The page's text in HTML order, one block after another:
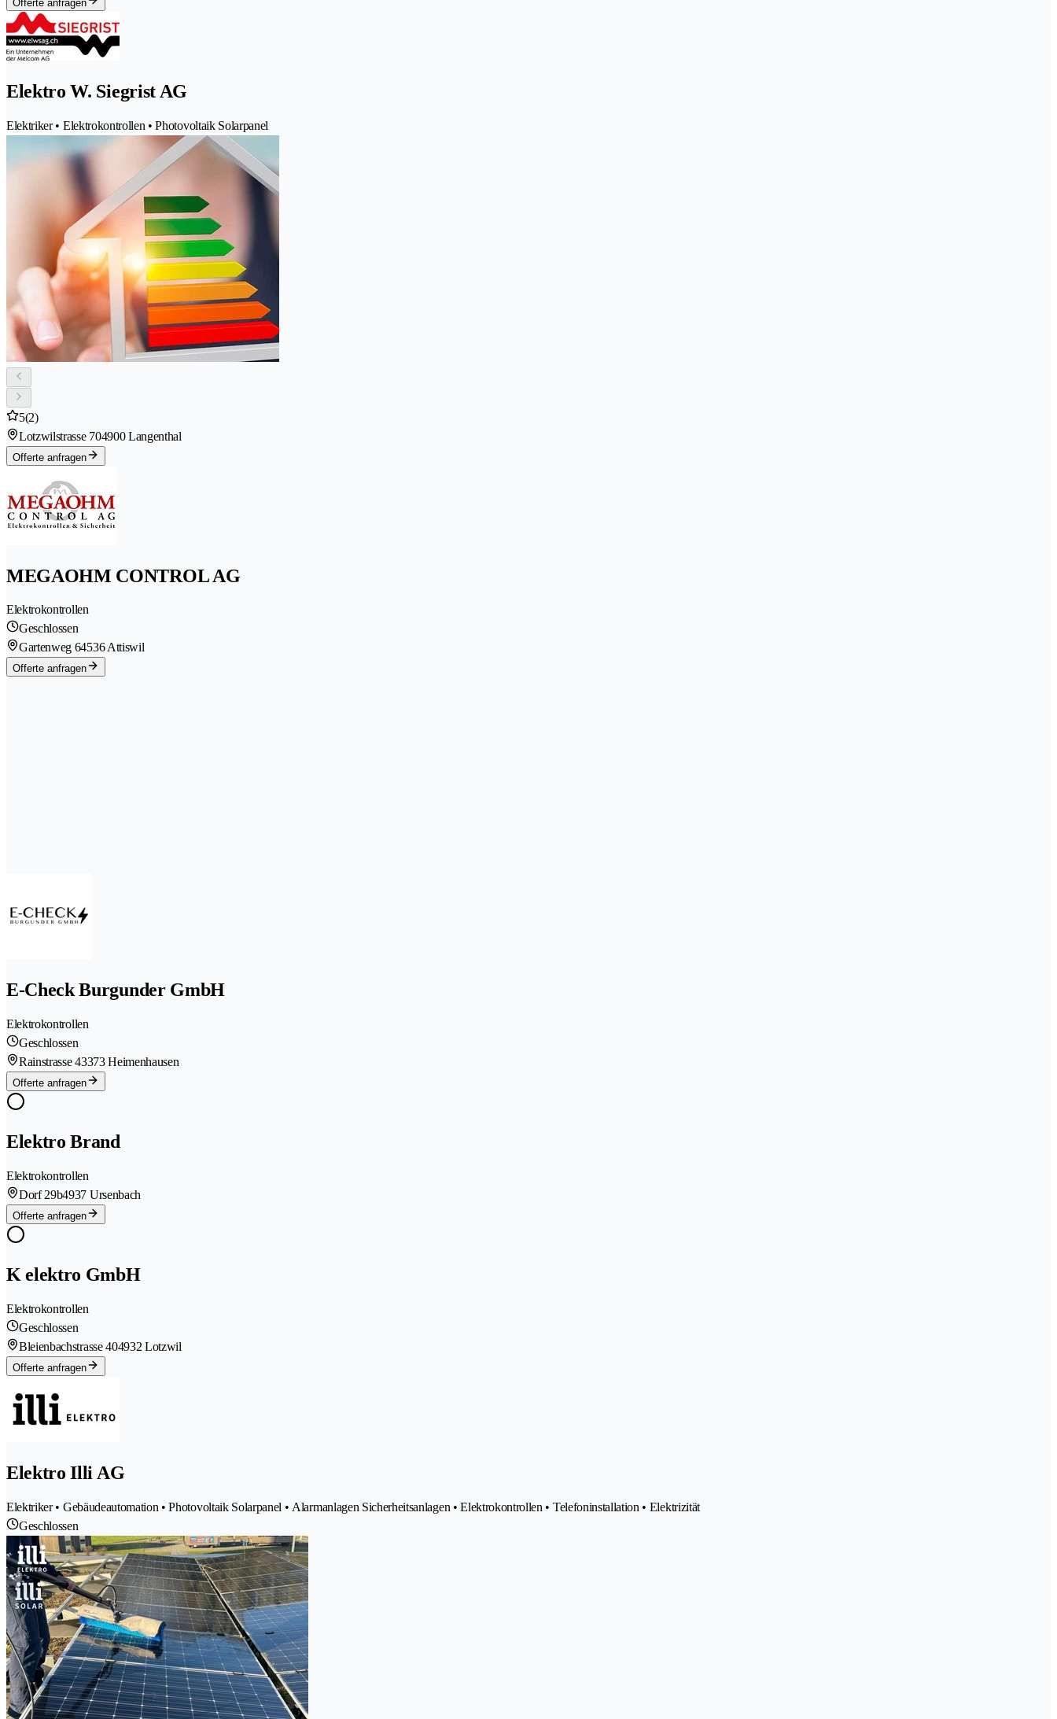
Offerte anfragen
Elektro W. Siegrist AG
Elektriker • Elektrokontrollen • Photovoltaik Solarpanel
5(2)
Lotzwilstrasse 704900 Langenthal
Offerte anfragen
MEGAOHM CONTROL AG
Elektrokontrollen
Geschlossen
Gartenweg 64536 Attiswil
Offerte anfragen
E-Check Burgunder GmbH
Elektrokontrollen
Geschlossen
Rainstrasse 43373 Heimenhausen
Offerte anfragen
Elektro Brand
Elektrokontrollen
Dorf 29b4937 Ursenbach
Offerte anfragen
K elektro GmbH
Elektrokontrollen
Geschlossen
Bleienbachstrasse 404932 Lotzwil
Offerte anfragen
Elektro Illi AG
Elektriker • Gebäudeautomation • Photovoltaik Solarpanel • Alarmanlagen Sicherheitsanlagen • Elektrokontrollen • Telefoninstallation • Elektrizität
Geschlossen